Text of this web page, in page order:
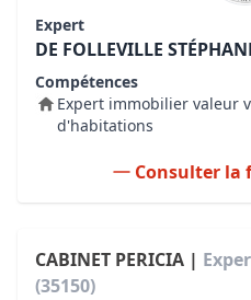
Expert
DE FOLLEVILLE
Compétences
Expert immobilier valeur
d'habitations
Consulter la
CABINET PERICIA |
(35150)